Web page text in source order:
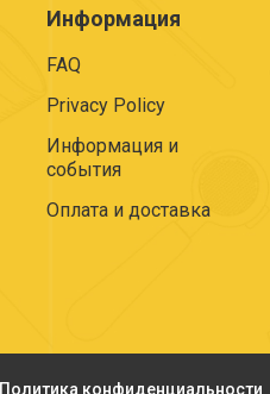
Информация
FAQ
Privacy Policy
Информация и
события
Оплата и доставка
Политика конфиденциальности